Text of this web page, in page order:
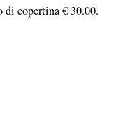
di copertina € 30.00.